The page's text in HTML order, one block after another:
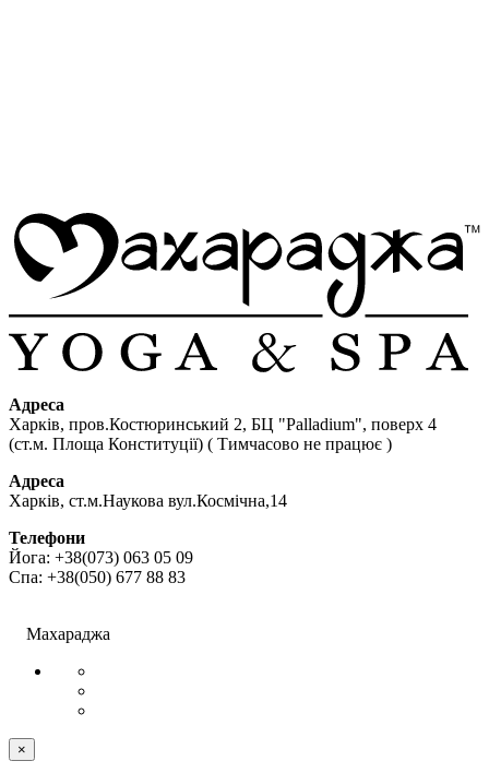
Адреса
Харків, пров.Костюринський 2, БЦ "Palladium", поверх 4
(ст.м. Площа Конституції) ( Тимчасово не працює )
Адреса
Харків, ст.м.Наукова вул.Космічна,14
Телефони
Йога: +38(073) 063 05 09
Спа: +38(050) 677 88 83
Махараджа
×